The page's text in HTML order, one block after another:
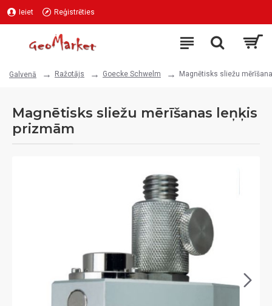
Ieiet Reģistrēties
Galvenā Ražotājs Goecke Schwelm Magnētisks sliežu
Magnētisks sliežu mērīšanas leņķis
prizmām